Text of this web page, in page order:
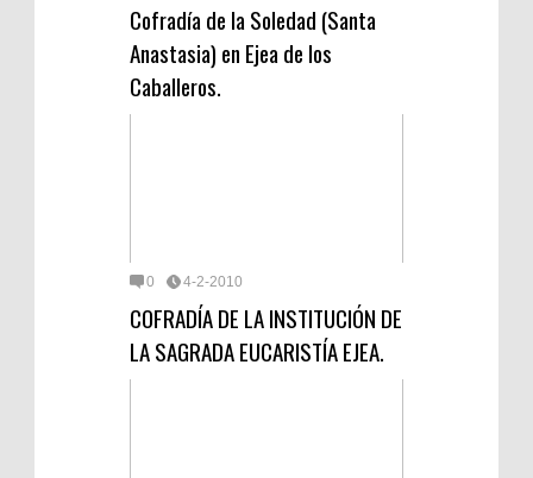
Cofradía de la Soledad (Santa
Anastasia) en Ejea de los
Caballeros.
0 4-2-2010
COFRADÍA DE LA INSTITUCIÓN DE
LA SAGRADA EUCARISTÍA EJEA.